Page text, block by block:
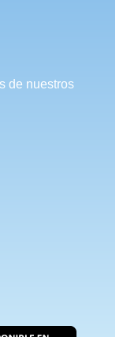
de nuestros